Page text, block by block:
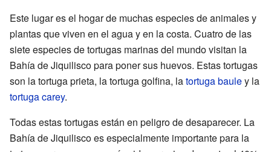
Este lugar es el hogar de muchas especies de animales y
plantas que viven en el agua y en la costa. Cuatro de las
siete especies de tortugas marinas del mundo visitan la
Bahía de Jiquilisco para poner sus huevos. Estas tortugas
son la tortuga prieta, la tortuga golfina, latortuga bauley la
tortuga carey.
Todas estas tortugas están en peligro de desaparecer. La
Bahía de Jiquilisco es especialmente importante para la